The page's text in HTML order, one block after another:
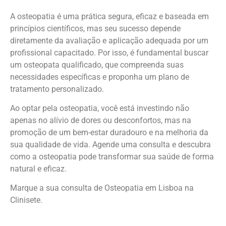
A osteopatia é uma prática segura, eficaz e baseada em
princípios científicos, mas seu sucesso depende
diretamente da avaliação e aplicação adequada por um
profissional capacitado. Por isso, é fundamental buscar
um osteopata qualificado, que compreenda suas
necessidades específicas e proponha um plano de
tratamento personalizado.
Ao optar pela osteopatia, você está investindo não
apenas no alívio de dores ou desconfortos, mas na
promoção de um bem-estar duradouro e na melhoria da
sua qualidade de vida. Agende uma consulta e descubra
como a osteopatia pode transformar sua saúde de forma
natural e eficaz.
Marque a sua consulta de Osteopatia em Lisboa na
Clinisete.